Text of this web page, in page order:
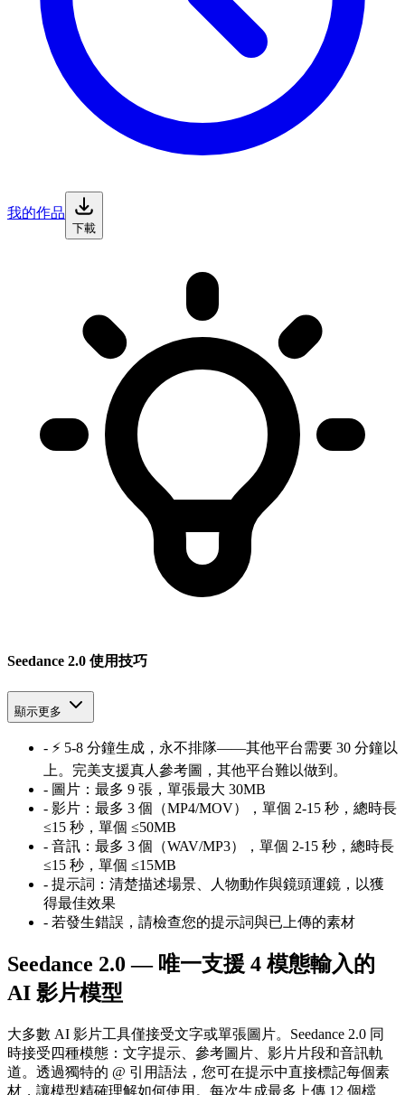
我的作品
下載
Seedance 2.0 使用技巧
顯示更多
- ⚡ 5-8 分鐘生成，永不排隊——其他平台需要 30 分鐘以
上。完美支援真人參考圖，其他平台難以做到。
- 圖片：最多 9 張，單張最大 30MB
- 影片：最多 3 個（MP4/MOV），單個 2-15 秒，總時長
≤15 秒，單個 ≤50MB
- 音訊：最多 3 個（WAV/MP3），單個 2-15 秒，總時長
≤15 秒，單個 ≤15MB
- 提示詞：清楚描述場景、人物動作與鏡頭運鏡，以獲
得最佳效果
- 若發生錯誤，請檢查您的提示詞與已上傳的素材
Seedance 2.0 — 唯一支援 4 模態輸入的
AI 影片模型
大多數 AI 影片工具僅接受文字或單張圖片。Seedance 2.0 同
時接受四種模態：文字提示、參考圖片、影片片段和音訊軌
道。透過獨特的 @ 引用語法，您可在提示中直接標記每個素
材，讓模型精確理解如何使用。每次生成最多上傳 12 個檔